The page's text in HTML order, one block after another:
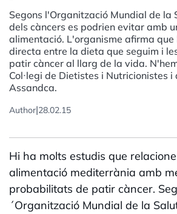
Segons l'Organització Mundial de la
dels càncers es podrien evitar amb
alimentació. L'organisme afirma que
directa entre la dieta que seguim i
patir càncer al llarg de la vida.
Col·legi de Dietistes i Nutricionistes
Assandca.
Author|28.02.15
Hi ha molts estudis que
alimentació mediterrània amb
probabilitats de patir càncer.
´Organització Mundial de la